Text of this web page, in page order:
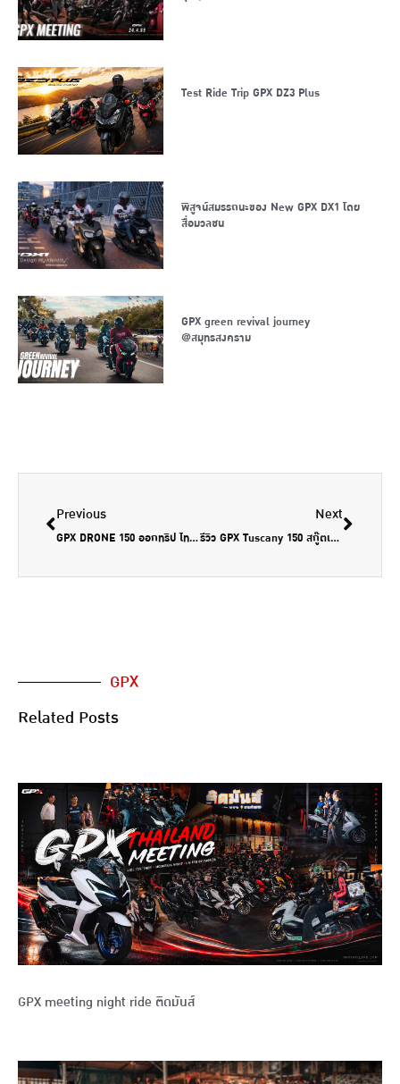
Test Ride Trip GPX DZ3 Plus
พิสูจน์สมรรถนะของ New GPX DX1 โดย
สื่อมวลชน
GPX green revival journey
@สมุทรสงคราม
Previous
GPX DRONE 150 ออกทริป ไทย-มาเลเซีย-สิงคโปร์ 4320 ก.ม EP2/4 (ไทยสู่กัวลาลัมเปอร์) by Easy go
Next
รีวิว GPX Tuscany 150 สกู๊ตเตอร์ กลิ่นอายอิตาลี หม้อลม บิดมันส์ไม่แพ้หม้อน้ำ by Motorival
GPX
Related Posts
GPX meeting night ride ติดมันส์